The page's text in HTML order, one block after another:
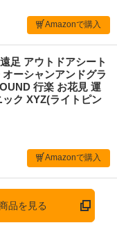
Amazonで購入
足 アウトドアシート
ーシャンアンドグラ
行楽 お花見 運
ク XYZ(ライトピン
Amazonで購入
品を見る